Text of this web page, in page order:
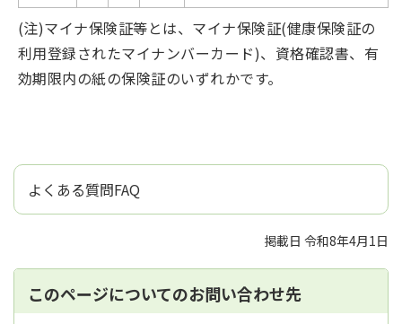
(注)マイナ保険証等とは、マイナ保険証(健康保険証の
利用登録されたマイナンバーカード)、資格確認書、有
効期限内の紙の保険証のいずれかです。
よくある質問FAQ
掲載日 令和8年4月1日
このページについてのお問い合わせ先